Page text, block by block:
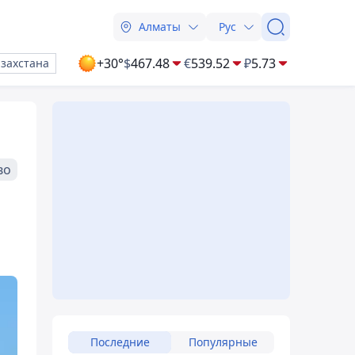
Алматы Рус
+30°$467.48 €539.52 ₽5.73
Последние Популярные